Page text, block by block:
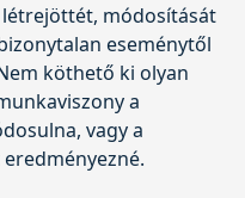
módosítását
eseménytől
köthető ki olyan
a
vagy a